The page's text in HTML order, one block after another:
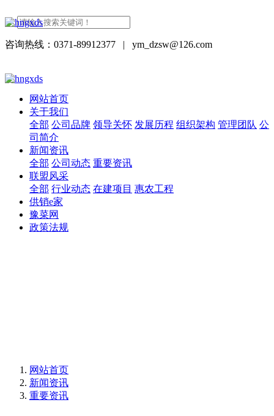
咨询热线：0371-89912377 | ym_dzsw@126.com
网站首页
关于我们
全部 公司品牌 领导关怀 发展历程 组织架构 管理团队 公
司简介
新闻资讯
全部 公司动态 重要资讯
联盟风采
全部 行业动态 在建项目 惠农工程
供销e家
豫菜网
政策法规
网站首页
新闻资讯
重要资讯